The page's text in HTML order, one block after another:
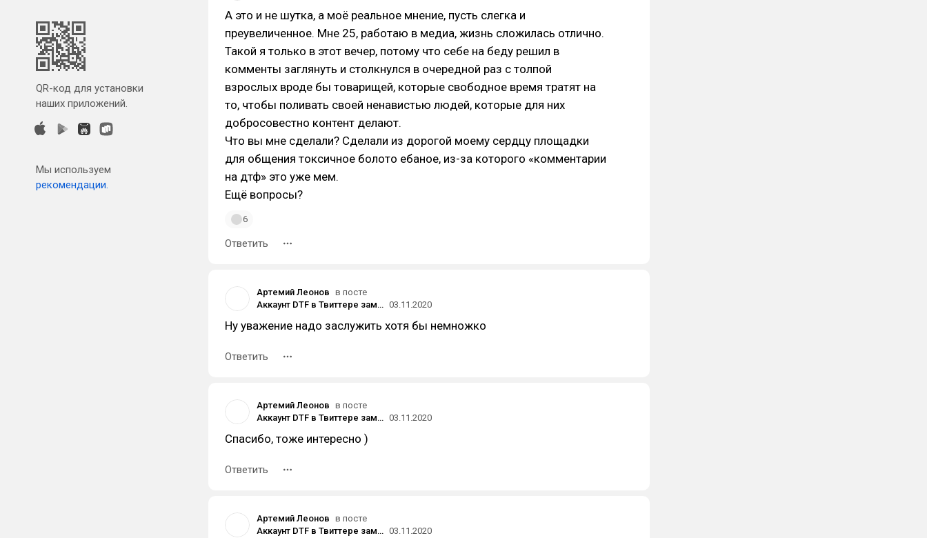
QR-код для установки
наших приложений.
Мы используем
рекомендации.
А это и не шутка, а моё реальное мнение, пусть слегка и
преувеличенное. Мне 25, работаю в медиа, жизнь сложилась отлично.
Такой я только в этот вечер, потому что себе на беду решил в
комменты заглянуть и столкнулся в очередной раз с толпой
взрослых вроде бы товарищей, которые свободное время тратят на
то, чтобы поливать своей ненавистью людей, которые для них
добросовестно контент делают.
Что вы мне сделали? Сделали из дорогой моему сердцу площадки
для общения токсичное болото ебаное, из-за которого «комментарии
на дтф» это уже мем.
Ещё вопросы?
6
Ответить
Артемий Леонов в посте
Аккаунт DTF в Твиттере заморожен после жалобы Sony 03.11.2020
Ну уважение надо заслужить хотя бы немножко
Ответить
Артемий Леонов в посте
Аккаунт DTF в Твиттере заморожен после жалобы Sony 03.11.2020
Спасибо, тоже интересно )
Ответить
Артемий Леонов в посте
Аккаунт DTF в Твиттере заморожен после жалобы Sony 03.11.2020